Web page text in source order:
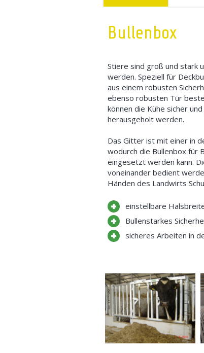
Bullenbox
Stiere sind groß und stark
werden. Speziell für
aus einem robusten
ebenso robusten Tür
können die Kühe sicher
herausgeholt werden.
Das Gitter ist mit einer in
wodurch die Bullenbox für
eingesetzt werden kann.
voneinander bedient
Händen des Landwirts
einstellbare
Bullenstarkes
sicheres Arbeiten in